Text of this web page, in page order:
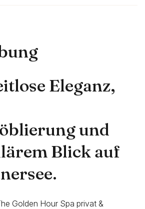
Eleganz,
und
Blick auf
Golden Hour Spa privat &